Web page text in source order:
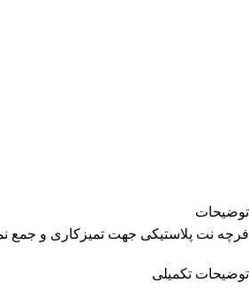
توضیحات
فرچه نت پلاستیکی جهت تمیزکاری و جمع
توضیحات تکمیلی